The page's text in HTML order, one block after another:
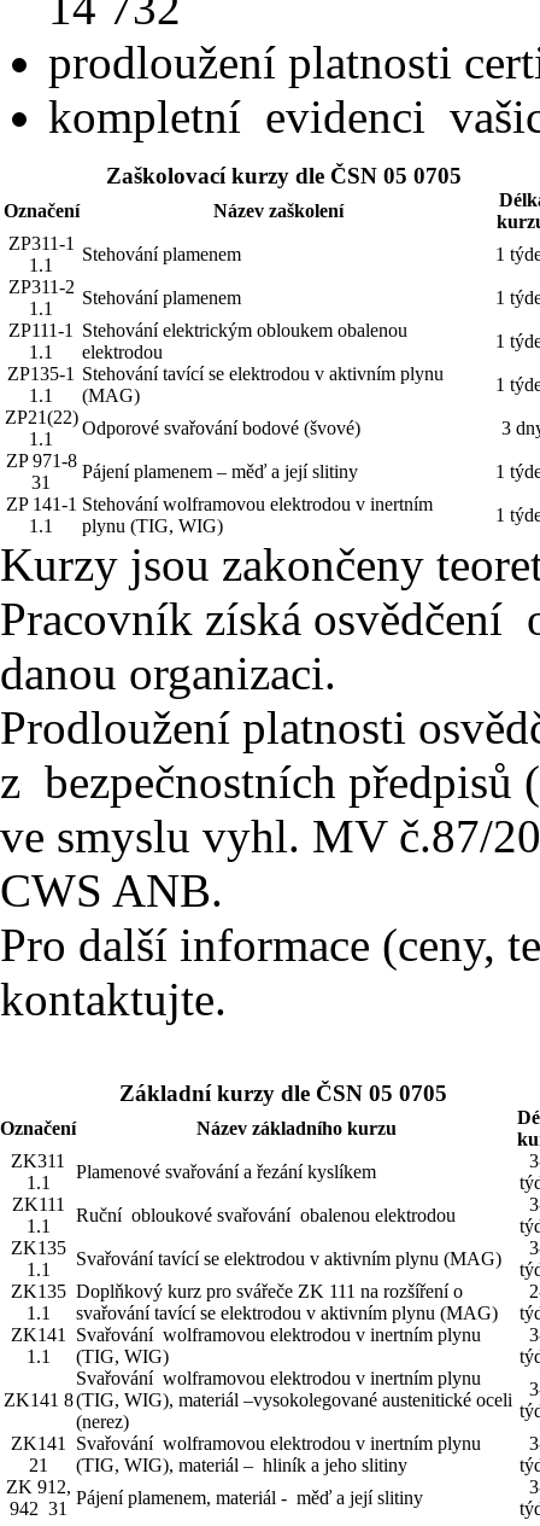
prodloužení platnosti
kompletní evidenci
Zaškolovací kurzy dle ČSN 05 0705
Označení Název zaškolení
ZP311-1
1.1
Stehování plamenem
1
ZP311-2
1.1
Stehování plamenem
1
ZP111-1
1.1
Stehování elektrickým obloukem obalenou
elektrodou
1
ZP135-1
1.1
Stehování tavící se elektrodou v aktivním plynu
(MAG)
1
ZP21(22)
1.1
Odporové svařování bodové (švové)
3
ZP 971-8
31
Pájení plamenem – měď a její slitiny
1
ZP 141-1
1.1
Stehování wolframovou elektrodou v inertním
plynu (TIG, WIG)
1
Kurzy jsou zakončeny
Pracovník získá osvědčení
danou organizaci.
Prodloužení platnosti
z bezpečnostních předpisů
ve smyslu vyhl. MV č.87/
CWS ANB.
Pro další informace (ceny,
kontaktujte.
Základní kurzy dle ČSN 05 0705
Označení Název základního kurzu
ZK311
1.1
Plamenové svařování a řezání kyslíkem
ZK111
1.1
Ruční obloukové svařování obalenou elektrodou
ZK135
1.1
Svařování tavící se elektrodou v aktivním plynu (MAG)
ZK135
1.1
Doplňkový kurz pro svářeče ZK 111 na rozšíření o
svařování tavící se elektrodou v aktivním plynu (MAG)
ZK141
1.1
Svařování wolframovou elektrodou v inertním plynu
(TIG, WIG)
ZK141 8
Svařování wolframovou elektrodou v inertním plynu
(TIG, WIG), materiál –vysokolegované austenitické oceli
(nerez)
ZK141
21
Svařování wolframovou elektrodou v inertním plynu
(TIG, WIG), materiál – hliník a jeho slitiny
ZK 912,
942 31
Pájení plamenem, materiál - měď a její slitiny